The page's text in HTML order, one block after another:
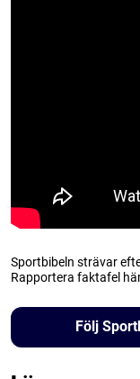
Sportbibeln strävar
Rapportera faktafel
Följ